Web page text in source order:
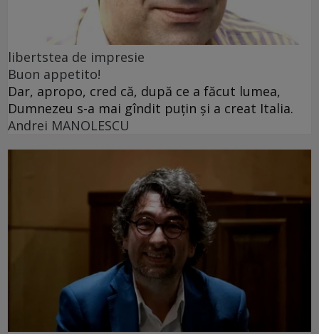
libertstea de impresie
Buon appetito!
Dar, apropo, cred că, după ce a făcut lumea,
Dumnezeu s-a mai gîndit puțin și a creat Italia.
Andrei MANOLESCU